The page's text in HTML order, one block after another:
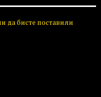
да бисте поставили